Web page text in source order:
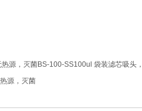
源，灭菌BS-100-SS100ul 袋装滤芯吸头
源，灭菌